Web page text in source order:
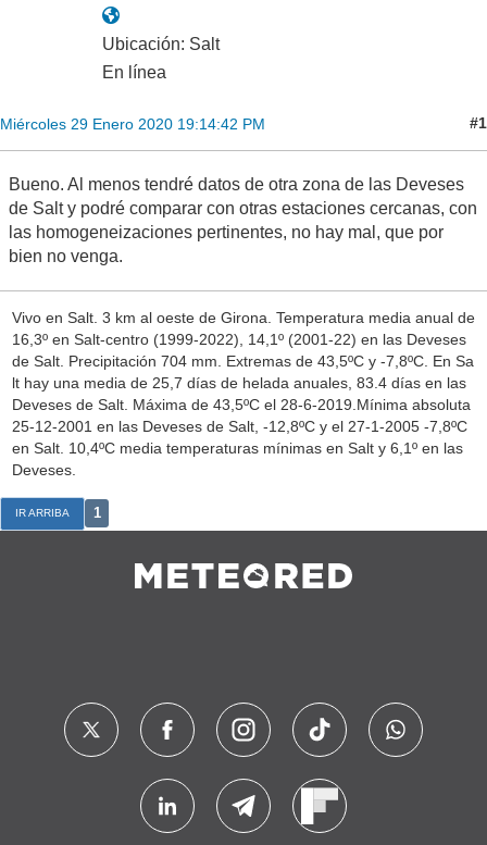
Ubicación: Salt
En línea
Miércoles 29 Enero 2020 19:14:42 PM #1
Bueno. Al menos tendré datos de otra zona de las Deveses
de Salt y podré comparar con otras estaciones cercanas, con
las homogeneizaciones pertinentes, no hay mal, que por
bien no venga.
Vivo en Salt. 3 km al oeste de Girona. Temperatura media anual de
16,3º en Salt-centro (1999-2022), 14,1º (2001-22) en las Deveses
de Salt. Precipitación 704 mm. Extremas de 43,5ºC y -7,8ºC. En Sa
lt hay una media de 25,7 días de helada anuales, 83.4 días en las
Deveses de Salt. Máxima de 43,5ºC el 28-6-2019.Mínima absoluta
25-12-2001 en las Deveses de Salt, -12,8ºC y el 27-1-2005 -7,8ºC
en Salt. 10,4ºC media temperaturas mínimas en Salt y 6,1º en las
Deveses.
IR ARRIBA 1